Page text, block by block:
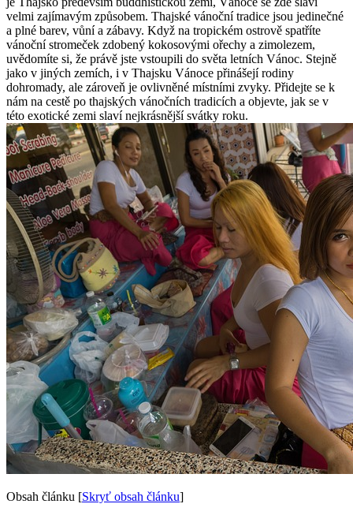
velmi zajímavým způsobem. Thajské vánoční tradice jsou jedinečné
a plné barev, vůní a zábavy. Když na tropickém ostrově spatříte
vánoční stromeček zdobený kokosovými ořechy a zimolezem,
uvědomíte si, že právě jste vstoupili do světa letních Vánoc. Stejně
jako v jiných zemích, i v Thajsku Vánoce přinášejí rodiny
dohromady, ale zároveň je ovlivněné místními zvyky. Přidejte se k
nám na cestě po thajských vánočních tradicích a objevte, jak se v
této exotické zemi slaví nejkrásnější svátky roku.
Obsah článku [Skryť obsah článku]